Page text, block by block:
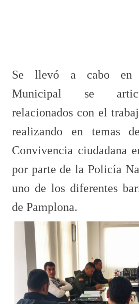
Se llevó a cabo en
Municipal se
relacionados con el
realizando en temas
Convivencia ciudadana
por parte de la Policía
uno de los diferentes
de Pamplona.​